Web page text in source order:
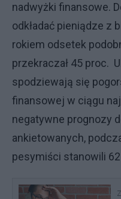
nadwyżki finansowe.
odkładać pieniądze z
rokiem odsetek
przekraczał 45 proc.
spodziewają się
finansowej w ciągu
negatywne prognozy
ankietowanych,
pesymiści stanowili